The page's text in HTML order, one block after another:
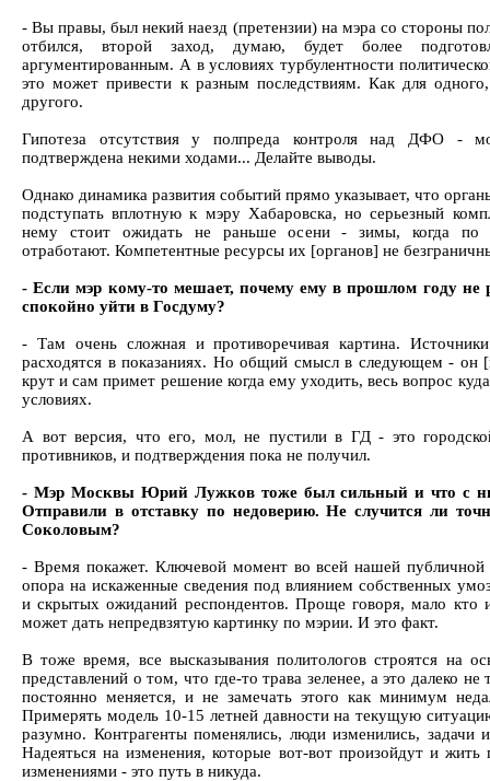
- Вы правы, был некий наезд (претензии) на мэра со стороны
отбился, второй заход, думаю, будет более
аргументированным. А в условиях турбулентности
это может привести к разным последствиям. Как для
другого.
Гипотеза отсутствия у полпреда контроля над ДФО -
подтверждена некими ходами... Делайте выводы.
Однако динамика развития событий прямо указывает, что
подступать вплотную к мэру Хабаровска, но серьезный
нему стоит ожидать не раньше осени - зимы, когда по
отработают. Компетентные ресурсы их [органов] не
- Если мэр кому-то мешает, почему ему в прошлом году не
спокойно уйти в Госдуму?
- Там очень сложная и противоречивая картина. Источники
расходятся в показаниях. Но общий смысл в следующем - он
крут и сам примет решение когда ему уходить, весь вопрос
условиях.
А вот версия, что его, мол, не пустили в ГД - это
противников, и подтверждения пока не получил.
- Мэр Москвы Юрий Лужков тоже был сильный и что с
Отправили в отставку по недоверию. Не случится ли
Соколовым?
- Время покажет. Ключевой момент во всей нашей публичной
опора на искаженные сведения под влиянием собственных
и скрытых ожиданий респондентов. Проще говоря, мало кто
может дать непредвзятую картинку по мэрии. И это факт.
В тоже время, все высказывания политологов строятся на
представлений о том, что где-то трава зеленее, а это далеко не
постоянно меняется, и не замечать этого как минимум
Примерять модель 10-15 летней давности на текущую
разумно. Контрагенты поменялись, люди изменились, задачи
Надеяться на изменения, которые вот-вот произойдут и жить
изменениями - это путь в никуда.